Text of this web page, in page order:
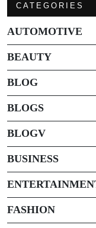
CATEGORIES
AUTOMOTIVE
BEAUTY
BLOG
BLOGS
BLOGV
BUSINESS
FASHION